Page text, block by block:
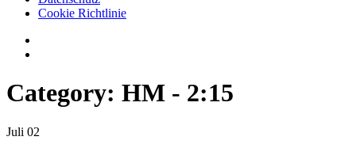
Cookie Richtlinie
Category: HM - 2:15
Juli 02